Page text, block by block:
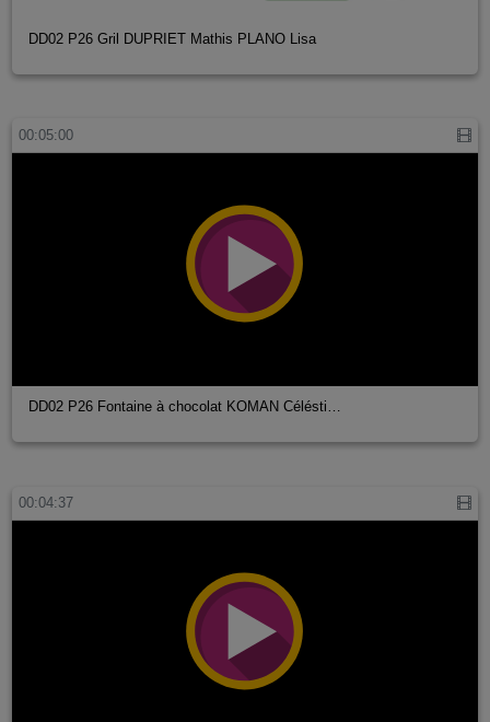
DD02 P26 Gril DUPRIET Mathis PLANO Lisa
00:05:00
DD02 P26 Fontaine à chocolat KOMAN Célésti…
00:04:37